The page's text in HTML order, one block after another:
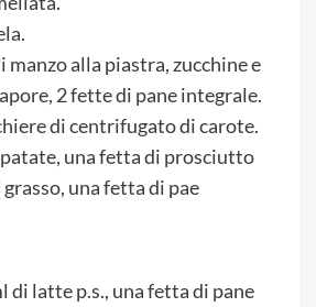
alla piastra, zucchine e
2 fette di pane integrale.
di centrifugato di carote.
una fetta di prosciutto
una fetta di pae
di latte p.s., una fetta di pane